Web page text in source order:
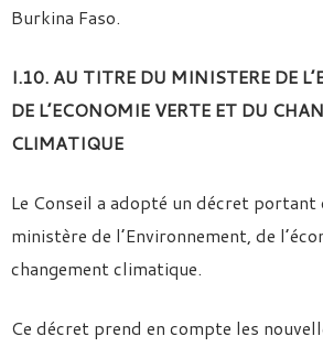
Burkina Faso.
I.10. AU TITRE DU MINISTERE DE
DE L’ECONOMIE VERTE ET DU
CLIMATIQUE
Le Conseil a adopté un décret
ministère de l’Environnement, de
changement climatique.
Ce décret prend en compte les